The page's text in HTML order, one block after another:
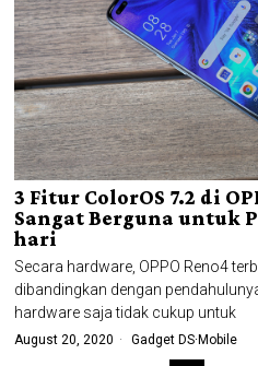
3 Fitur ColorOS 7.2 di
Sangat Berguna untuk
hari
Secara hardware, OPPO Reno4
dibandingkan dengan
hardware saja tidak cukup untuk
August 20, 2020 Gadget DS· Mobile